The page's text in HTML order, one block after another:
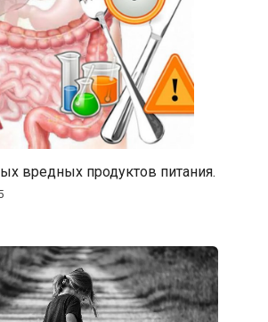
вредных продуктов питания.